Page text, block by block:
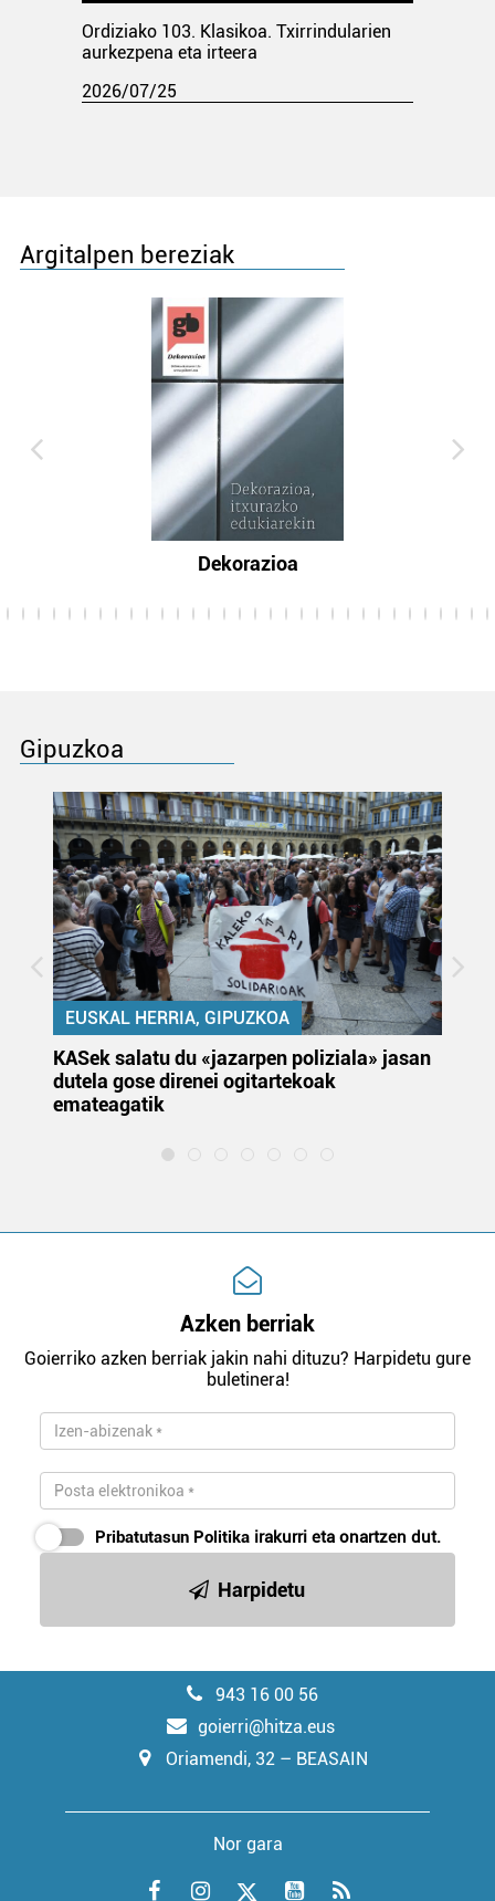
Ordiziako 103. Klasikoa. Txirrindularien
aurkezpena eta irteera
2026/07/25
Argitalpen bereziak
Dekorazioa
Gipuzkoa
EUSKAL HERRIA, GIPUZKOA
KASek salatu du «jazarpen poliziala» jasan
dutela gose direnei ogitartekoak
emateagatik
Azken berriak
Goierriko azken berriak jakin nahi dituzu? Harpidetu gure
buletinera!
Pribatutasun Politika irakurri eta onartzen dut.
Harpidetu
943 16 00 56
goierri@hitza.eus
Oriamendi, 32 – BEASAIN
Nor gara